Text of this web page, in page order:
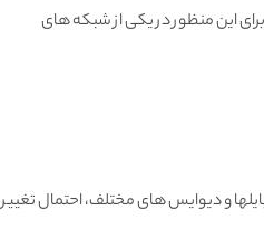
تعویض یا مرجوع کنید (برای این منظور در یکی از شبکه های
و دیوایس های مختلف، احتمال تغییر